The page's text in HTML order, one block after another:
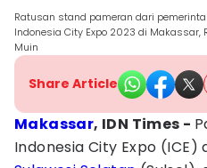
Ratusan stand pameran dari
Indonesia City Expo 2023 di
Muin
Share Article
Makassar, IDN Times -
Indonesia City Expo (ICE)